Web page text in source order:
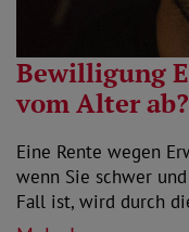
Bewilligung
vom Alter ab?
Eine Rente wegen
wenn Sie schwer
Fall ist, wird durch